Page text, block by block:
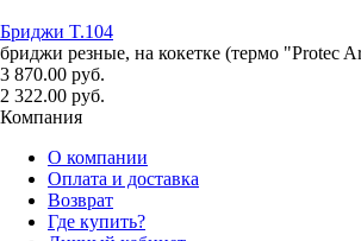
Бриджи T.104
бриджи резные, на кокетке (термо "Protec
3 870.00 руб.
2 322.00 руб.
Компания
О компании
Оплата и доставка
Возврат
Где купить?